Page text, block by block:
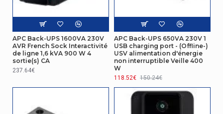
Conditions environnementales
Température
d'opération
0 - 40 °C
Température hors
-15 - 45 °C
APC Back-UPS 1600VA 230V
AVR French Sock Interactivité
de ligne 1,6 kVA 900 W 4
sortie(s) CA
237.64€
APC Back-UPS 650VA 230V 1
USB charging port - (Offline-)
USV alimentation d'énergie
non interruptible Veille 400
W
118.52€ 150.24€